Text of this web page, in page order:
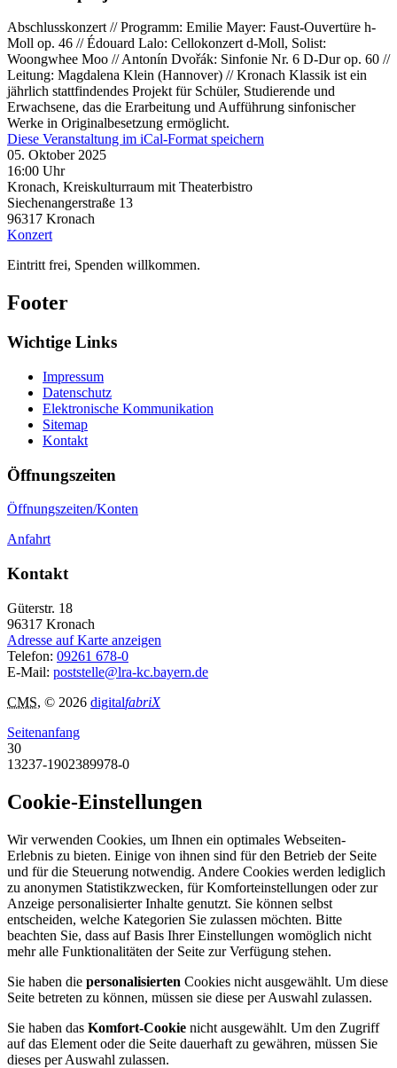
Abschlusskonzert // Programm: Emilie Mayer: Faust-Ouvertüre h-
Moll op. 46 // Édouard Lalo: Cellokonzert d-Moll, Solist:
Woongwhee Moo // Antonín Dvořák: Sinfonie Nr. 6 D-Dur op. 60 //
Leitung: Magdalena Klein (Hannover) // Kronach Klassik ist ein
jährlich stattfindendes Projekt für Schüler, Studierende und
Erwachsene, das die Erarbeitung und Aufführung sinfonischer
Werke in Originalbesetzung ermöglicht.
Diese Veranstaltung im iCal-Format speichern
05. Oktober 2025
16:00 Uhr
Kronach, Kreiskulturraum mit Theaterbistro
Siechenangerstraße 13
96317 Kronach
Konzert
Eintritt frei, Spenden willkommen.
Footer
Wichtige Links
Impressum
Datenschutz
Elektronische Kommunikation
Sitemap
Kontakt
Öffnungszeiten
Öffnungszeiten/Konten
Anfahrt
Kontakt
Güterstr. 18
96317 Kronach
Adresse auf Karte anzeigen
Telefon: 09261 678-0
E-Mail: poststelle@lra-kc.bayern.de
CMS, © 2026 digitalfabriX
Seitenanfang
30
13237-1902389978-0
Cookie-Einstellungen
Wir verwenden Cookies, um Ihnen ein optimales Webseiten-
Erlebnis zu bieten. Einige von ihnen sind für den Betrieb der Seite
und für die Steuerung notwendig. Andere Cookies werden lediglich
zu anonymen Statistikzwecken, für Komforteinstellungen oder zur
Anzeige personalisierter Inhalte genutzt. Sie können selbst
entscheiden, welche Kategorien Sie zulassen möchten. Bitte
beachten Sie, dass auf Basis Ihrer Einstellungen womöglich nicht
mehr alle Funktionalitäten der Seite zur Verfügung stehen.
Sie haben die personalisierten Cookies nicht ausgewählt. Um diese
Seite betreten zu können, müssen sie diese per Auswahl zulassen.
Sie haben das Komfort-Cookie nicht ausgewählt. Um den Zugriff
auf das Element oder die Seite dauerhaft zu gewähren, müssen Sie
dieses per Auswahl zulassen.